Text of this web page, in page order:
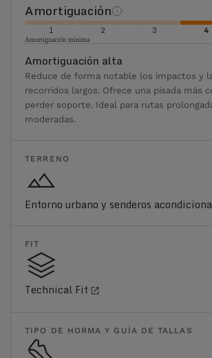
Amortiguación
1 2 3 4
Amortiguación mínima
Amortiguación alta
Reduce de forma notable los impactos y
recorridos largos. Ofrece una pisada más
perder soporte. Ideal para rutas
moderadas.
TERRENO
Entorno urbano y senderos
FIT
Technical Fit
TIPO DE HORMA Y GUÍA DE TALLAS